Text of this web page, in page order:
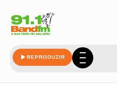
REPRODUZIR